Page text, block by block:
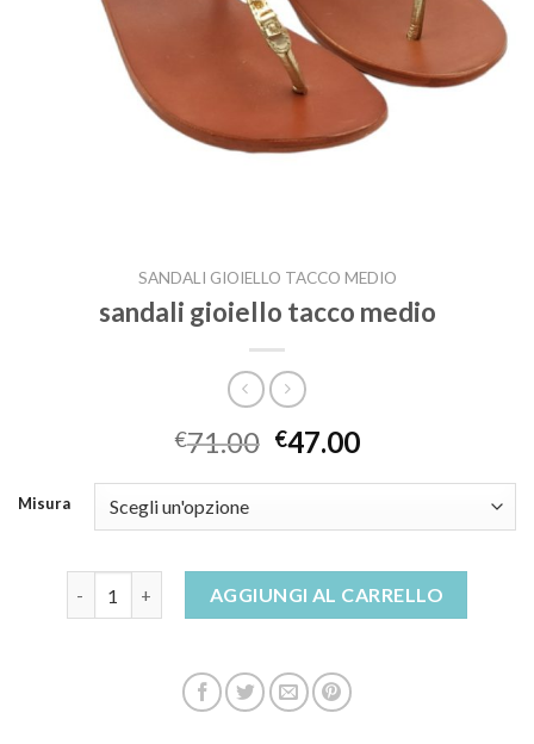
SANDALI GIOIELLO TACCO MEDIO
sandali gioiello tacco medio
€71.00 €47.00
Misura
AGGIUNGI AL CARRELLO